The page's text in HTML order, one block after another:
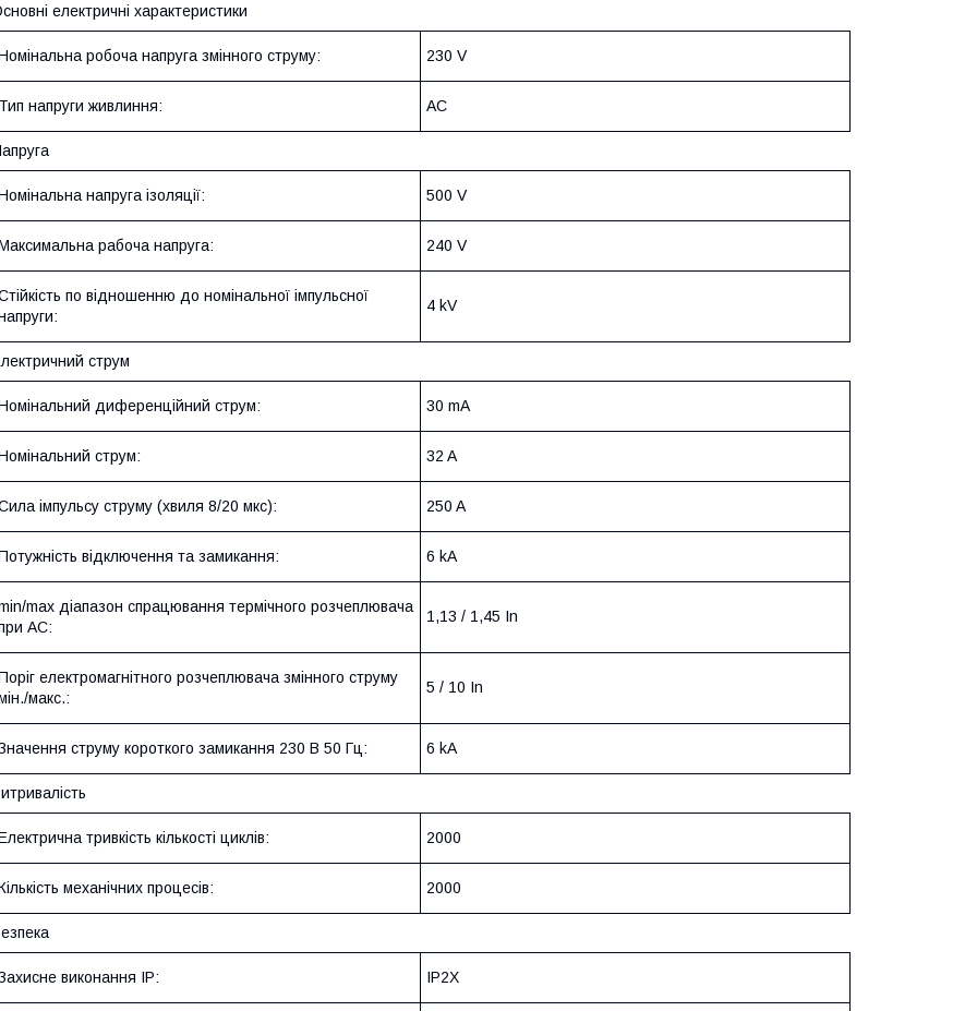
електричні характеристики
робоча напруга змінного струму: 230 V
напруги живлиння: AC
напруга ізоляції: 500 V
рабоча напруга: 240 V
по відношенню до номінальної імпульсної
4 kV
струм
диференційний струм: 30 mA
струм: 32 A
імпульсу струму (хвиля 8/20 мкс): 250 A
відключення та замикання: 6 kA
max діапазон спрацювання термічного розчеплювача
АC:
1,13 / 1,45 In
електромагнітного розчеплювача змінного струму
макс.:
5 / 10 In
струму короткого замикання 230 В 50 Гц: 6 kA
тривкість кількості циклів: 2000
механічних процесів: 2000
виконання ІР: IP2X